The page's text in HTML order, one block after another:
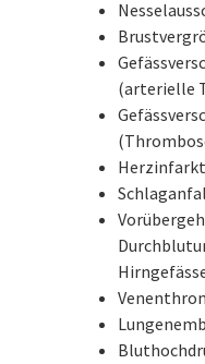
(arterielle
Herzinfarkt